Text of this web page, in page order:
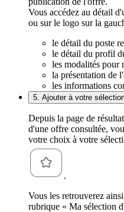
Vous accédez au détail
ou sur le logo sur la
le détail du poste
le détail du profil
les modalités pour
la présentation de
les informations
5. Ajouter à votre
Depuis la page de
d'une offre consultée,
votre choix à votre
.
Vous les retrouverez
rubrique « Ma sélection